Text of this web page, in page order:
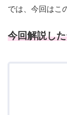
では、今回はこ
今回解説し